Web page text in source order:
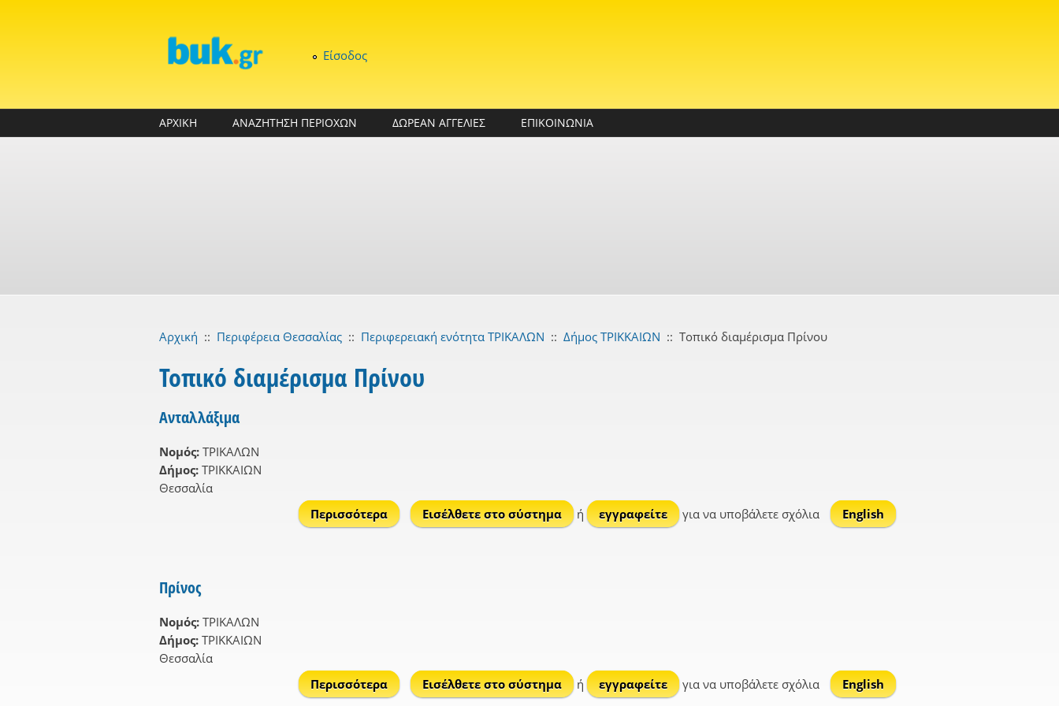
Είσοδος
ΑΡΧΙΚΗ ΑΝΑΖΗΤΗΣΗ ΠΕΡΙΟΧΩΝ ΔΩΡΕΑΝ ΑΓΓΕΛΙΕΣ ΕΠΙΚΟΙΝΩΝΙΑ
Αρχική :: Περιφέρεια Θεσσαλίας :: Περιφερειακή ενότητα ΤΡΙΚΑΛΩΝ :: Δήμος ΤΡΙΚΚΑΙΩΝ :: Τοπικό διαμέρισμα Πρίνου
Τοπικό διαμέρισμα Πρίνου
Ανταλλάξιμα
Νομός: ΤΡΙΚΑΛΩΝ
Δήμος: ΤΡΙΚΚΑΙΩΝ
Θεσσαλία
Περισσότεραγια Ανταλλάξιμα
Εισέλθετε στο σύστημα ή εγγραφείτε για να υποβάλετε σχόλια English
Πρίνος
Νομός: ΤΡΙΚΑΛΩΝ
Δήμος: ΤΡΙΚΚΑΙΩΝ
Θεσσαλία
Περισσότεραγια ΠρίνοςΕισέλθετε στο σύστημα ή εγγραφείτε για να υποβάλετε σχόλια English